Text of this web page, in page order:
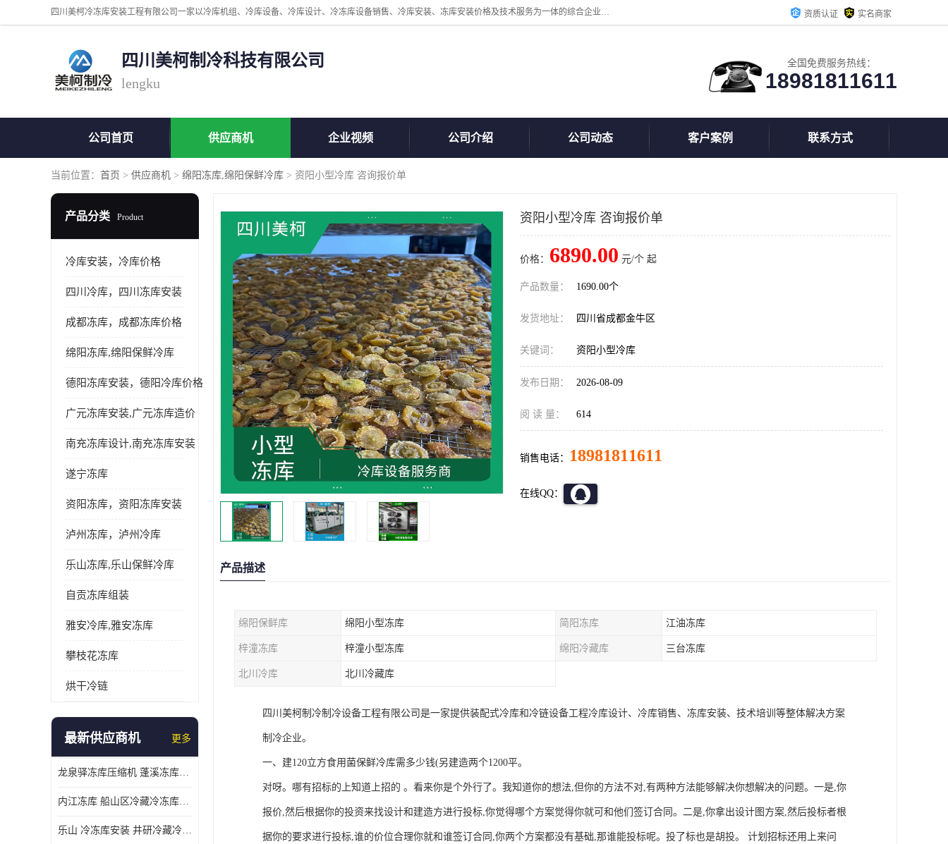
四川美柯冷冻库安装工程有限公司一家以冷库机组、冷库设备、冷库设计、冷冻库设备销售、冷库安装、冻库安装价格及技术服务为一体的综合企业，咨询热线：同等设备材料优惠10% 。公司各种类型安装组合式冷库、冷冻库、冷藏库、气调保鲜库、并提供成套设备供应、安装与调试、维护与维修、技术咨询、操作维修人员技术培训等 资质认证 实名商家
四川美柯制冷科技有限公司
lengku
全国免费服务热线：
18981811611
公司首页 供应商机 企业视频 公司介绍 公司动态 客户案例 联系方式
当前位置： 首页 > 供应商机 > 绵阳冻库,绵阳保鲜冷库 > 资阳小型冷库 咨询报价单
产品分类 Product
冷库安装，冷库价格
四川冷库，四川冻库安装
成都冻库，成都冻库价格
绵阳冻库,绵阳保鲜冷库
德阳冻库安装，德阳冷库价格
广元冻库安装,广元冻库造价
南充冻库设计,南充冻库安装
遂宁冻库
资阳冻库，资阳冻库安装
泸州冻库，泸州冷库
乐山冻库,乐山保鲜冷库
自贡冻库组装
雅安冷库,雅安冻库
攀枝花冻库
烘干冷链
最新供应商机 更多
龙泉驿冻库压缩机 蓬溪冻库冷风机价格
内江冻库 船山区冷藏冷冻库安装
乐山 冷冻库安装 井研冷藏冷冻库设备 报价表
资阳小型冷库 咨询报价单
价格： 6890.00 元/个 起
产品数量： 1690.00个
发货地址： 四川省成都金牛区
关键词： 资阳小型冷库
发布日期： 2026-08-09
阅 读 量： 614
销售电话： 18981811611
在线QQ：
产品描述
绵阳保鲜库 绵阳小型冻库 简阳冻库 江油冻库
梓潼冻库 梓潼小型冻库 绵阳冷藏库 三台冻库
北川冷库 北川冷藏库
四川美柯制冷制冷设备工程有限公司是一家提供装配式冷库和冷链设备工程冷库设计、冷库销售、冻库安装、技术培训等整体解决方案
制冷企业。
一、建120立方食用菌保鲜冷库需多少钱(另建造两个1200平。
对呀。哪有招标的上知道上招的 。看来你是个外行了。我知道你的想法,但你的方法不对,有两种方法能够解决你想解决的问题。一是,你
报价,然后根据你的投资来找设计和建造方进行投标,你觉得哪个方案觉得你就可和他们签订合同。二是,你拿出设计图方案,然后投标者根
据你的要求进行投标,谁的价位合理你就和谁签订合同,你两个方案都没有基础,那谁能投标呢。投了标也是胡投。 计划招标还用上来问